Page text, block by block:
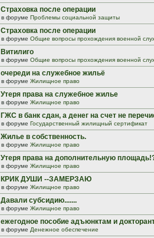
Страховка после операции
в форуме Проблемы социальной защиты
Страховка после операции
в форуме Общие вопросы прохождения военной
Витилиго
в форуме Общие вопросы прохождения военной
очереди на служебное жильё
в форуме Жилищное право
Утеря права на служебное жилье
в форуме Жилищное право
ГЖС в банк сдан, а денег на счет не
в форуме Государственный жилищный сертификат
Жилье в собственность.
в форуме Жилищное право
Утеря права на дополнительную
в форуме Жилищное право
КРИК ДУШИ --ЗАМЕРЗАЮ
в форуме Жилищное право
Давали субсидию.......
в форуме Жилищное право
ежегодное пособие адъюнктам и
в форуме Денежное обеспечение